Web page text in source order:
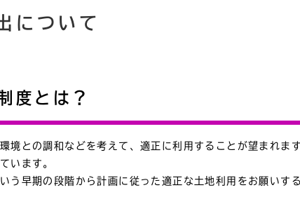
本
人情報
について
度とは？
境との調和などを考えて、適正に利用することが望まれま
います。
う早期の段階から計画に従った適正な土地利用をお願いす